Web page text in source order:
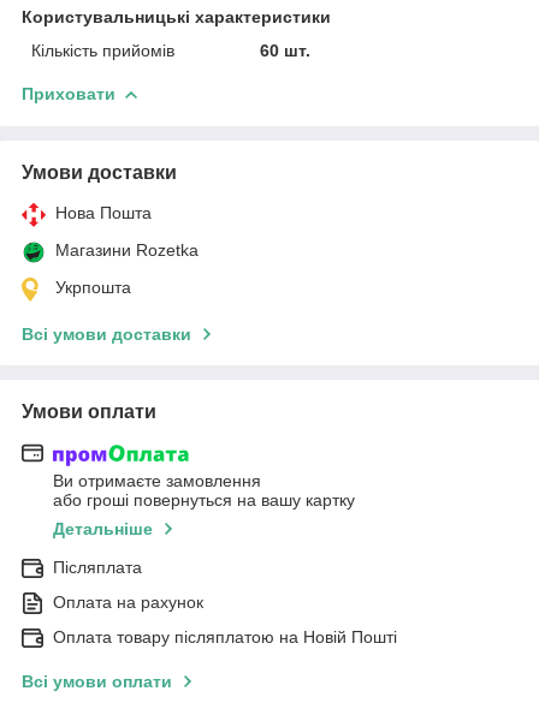
Користувальницькі характеристики
Кількість прийомів
60 шт.
Приховати
Умови доставки
Нова Пошта
Магазини Rozetka
Укрпошта
Всі умови доставки
Умови оплати
Ви отримаєте замовлення
або гроші повернуться на вашу картку
Детальніше
Післяплата
Оплата на рахунок
Оплата товару післяплатою на Новій Пошті
Всі умови оплати